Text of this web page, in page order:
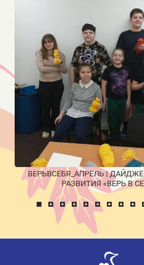
ВЕРЬВСЕБЯ_АПРЕЛЬ |
РАЗВИТИЯ «ВЕРЬ В